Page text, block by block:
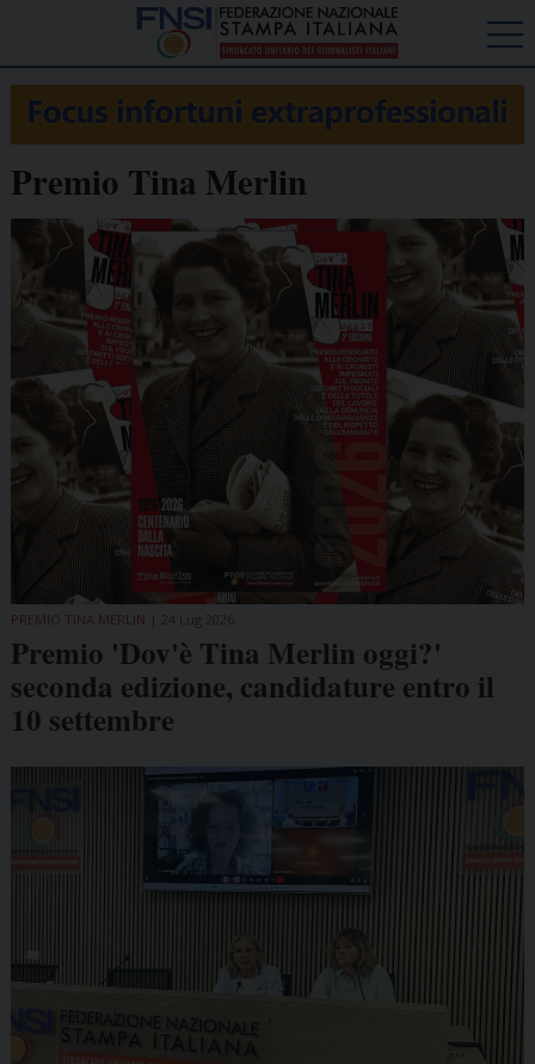
Premio Tina Merlin
PREMIO TINA MERLIN
Premio 'Dov'è Tina Merlin oggi?'
seconda edizione, candidature entro il
10 settembre